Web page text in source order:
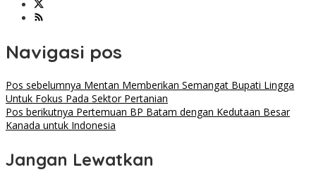
Navigasi pos
Pos sebelumnya Mentan Memberikan Semangat Bupati Lingga
Untuk Fokus Pada Sektor Pertanian
Pos berikutnya Pertemuan BP Batam dengan Kedutaan Besar
Kanada untuk Indonesia
Jangan Lewatkan